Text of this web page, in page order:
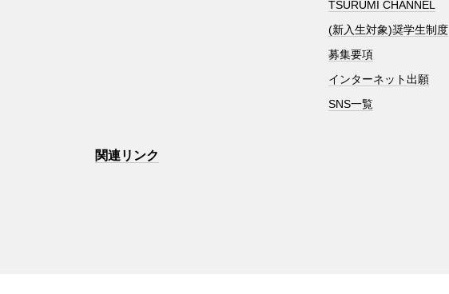
TSURUMI CHANNEL
(新入生対象)奨学生制度
募集要項
インターネット出願
SNS一覧
関連リンク